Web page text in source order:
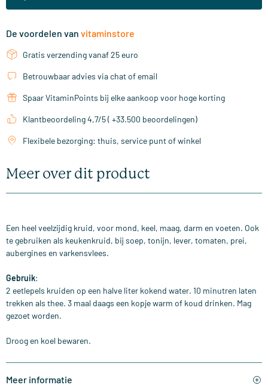
De voordelen van vitaminstore
Gratis verzending vanaf 25 euro
Betrouwbaar advies via chat of email
Spaar VitaminPoints bij elke aankoop voor hoge korting
Klantbeoordeling 4,7/5 ( +33.500 beoordelingen)
Flexibele bezorging: thuis, service punt of winkel
Meer over dit product
Een heel veelzijdig kruid, voor mond, keel, maag, darm en voeten. Ook
te gebruiken als keukenkruid, bij soep, tonijn, lever, tomaten, prei,
aubergines en varkensvlees.
Gebruik:
2 eetlepels kruiden op een halve liter kokend water. 10 minutren laten
trekken als thee. 3 maal daags een kopje warm of koud drinken. Mag
gezoet worden.
Droog en koel bewaren.
Meer informatie